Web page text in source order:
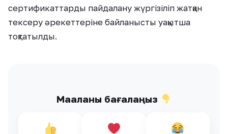
сертификаттарды пайдалану жүргізіліп жатқан
тексеру әрекеттеріне байланысты уақытша
тоқтатылды.
Мақаланы бағалаңыз